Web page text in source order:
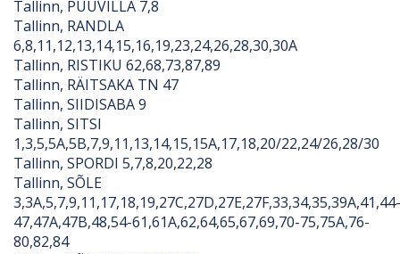
Tallinn, PUUVILLA 7,8
Tallinn, RANDLA
6,8,11,12,13,14,15,16,19,23,24,26,28,30,30A
Tallinn, RISTIKU 62,68,73,87,89
Tallinn, RÄITSAKA TN 47
Tallinn, SIIDISABA 9
Tallinn, SITSI
1,3,5,5A,5B,7,9,11,13,14,15,15A,17,18,20/22,24/26,28/30
Tallinn, SPORDI 5,7,8,20,22,28
Tallinn, SÕLE
3,3A,5,7,9,11,17,18,19,27C,27D,27E,27F,33,34,35,39A,41,44-
47,47A,47B,48,54-61,61A,62,64,65,67,69,70-75,75A,76-
80,82,84